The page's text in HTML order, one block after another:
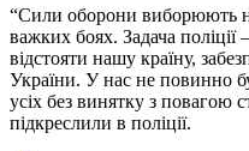
“Сили оборони виборюють
важких боях. Задача
відстояти нашу країну,
України. У нас не повинно
усіх без винятку з повагою
підкреслили в поліції.